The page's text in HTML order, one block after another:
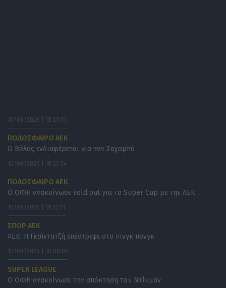
10/08/2026 | 18:29:53
ΠΟΔΟΣΦΑΙΡΟ ΑΕΚ
Ο Βόλος ενδιαφέρεται για τον Σαχαμπό
10/08/2026 | 18:23:54
ΠΟΔΟΣΦΑΙΡΟ ΑΕΚ
Ο ΟΦΗ ανακοίνωσε sold out για το Super Cup με την ΑΕΚ
10/08/2026 | 18:12:11
ΣΠΟΡ ΑΕΚ
ΑΕΚ: Η Γκαϊντατζή επέστρεψε στο πινγκ πονγκ
10/08/2026 | 18:00:04
SUPER LEAGUE
Ο ΟΦΗ ανακοίνωσε την απόκτηση του Ντίκμαν